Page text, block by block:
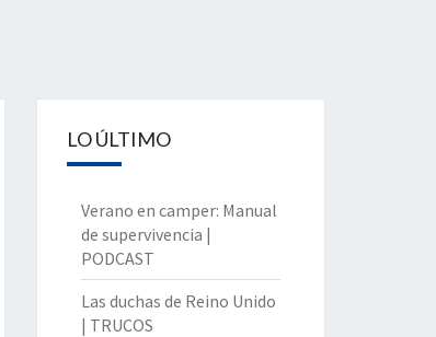
LO ÚLTIMO
Verano en camper: Manual
de supervivencia |
PODCAST
Las duchas de Reino Unido
| TRUCOS